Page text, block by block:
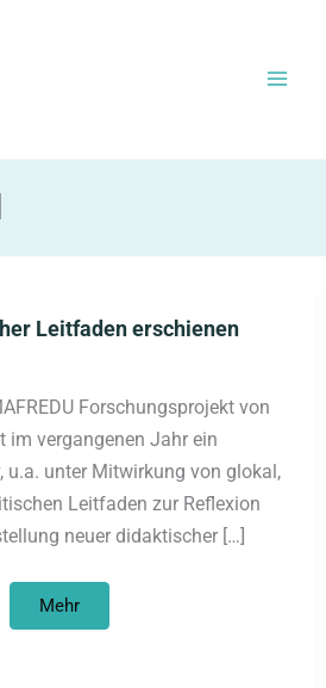
Leitfaden erschienen
Forschungsprojekt von
im vergangenen Jahr ein
u.a. unter Mitwirkung von glokal,
Leitfaden zur Reflexion
neuer didaktischer […]
Rassismuskritischer
Leitfaden
Mehr